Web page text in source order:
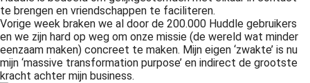
te brengen en vriendschappen te faciliteren.
Vorige week braken we al door de 200.000 Huddle gebruikers
en we zijn hard op weg om onze missie (de wereld wat minder
eenzaam maken) concreet te maken. Mijn eigen ‘zwakte’ is nu
mijn ‘massive transformation purpose’ en indirect de grootste
kracht achter mijn business.